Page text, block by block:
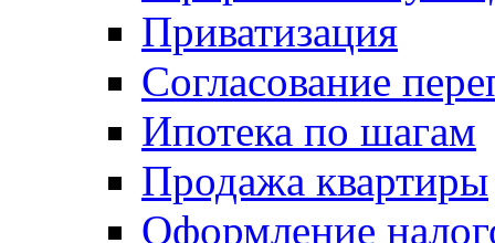
Приватизация
Согласование
Ипотека по шагам
Продажа квартиры
Оформление